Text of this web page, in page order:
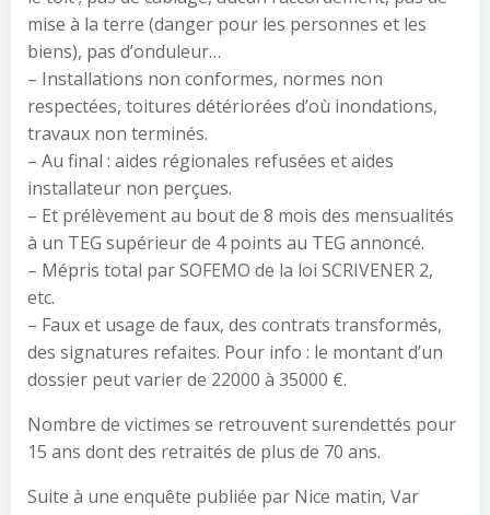
mise à la terre (danger pour les personnes et les
biens), pas d’onduleur…
– Installations non conformes, normes non
respectées, toitures détériorées d’où inondations,
travaux non terminés.
– Au final : aides régionales refusées et aides
installateur non perçues.
– Et prélèvement au bout de 8 mois des mensualités
à un TEG supérieur de 4 points au TEG annoncé.
– Mépris total par SOFEMO de la loi SCRIVENER 2,
etc.
– Faux et usage de faux, des contrats transformés,
des signatures refaites. Pour info : le montant d’un
dossier peut varier de 22000 à 35000 €.
Nombre de victimes se retrouvent surendettés pour
15 ans dont des retraités de plus de 70 ans.
Suite à une enquête publiée par Nice matin, Var